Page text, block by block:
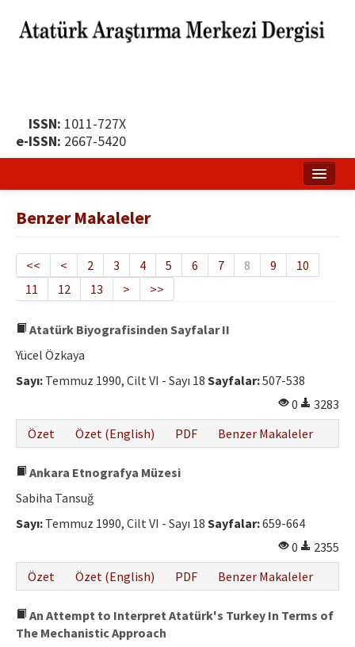
ISSN: 1011-727X
e-ISSN: 2667-5420
Yayın Politikası
Dergi Kurulları
Yayın İlkeleri
Etik İlkeler
Yazar Rehberi
Hakem Rehberi
Benzer Makaleler
<< < 2 3 4 5 6 7 8 9
10
11
12 13 > >>
Atatürk Biyografisinden Sayfalar II
Yücel Özkaya
Sayı: Temmuz 1990, Cilt VI - Sayı 18 Sayfalar:507-538
0
3283
Özet
Özet (English) PDF Benzer Makaleler
Ankara Etnografya Müzesi
Sabiha Tansuğ
Sayı: Temmuz 1990, Cilt VI - Sayı 18 Sayfalar:659-664
0
2355
Özet
Özet (English) PDF Benzer Makaleler
An Attempt to Interpret Atatürk's Turkey In Terms of
The Mechanistic Approach